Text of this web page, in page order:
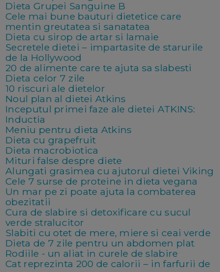
Dieta Grupei Sanguine B
Cele mai bune bauturi dietetice care
mentin greutatea si sanatatea
Dieta cu sirop de artar si lamaie
Secretele dietei – impartasite de starurile
de la Hollywood
20 de alimente care te ajuta sa slabesti
Dieta celor 7 zile
10 riscuri ale dietelor
Noul plan al dietei Atkins
Inceputul primei faze ale dietei ATKINS:
Inductia
Meniu pentru dieta Atkins
Dieta cu grapefruit
Dieta macrobiotica
Mituri false despre diete
Alungati grasimea cu ajutorul dietei Viking
Cele 7 surse de proteine in dieta vegana
Un mar pe zi poate ajuta la combaterea
obezitatii
Cura de slabire si detoxificare cu sucul
verde stralucitor
Slabiti cu otet de mere, miere si ceai verde
Dieta de 7 zile pentru un abdomen plat
Rodiile - un aliat in curele de slabire
Cat reprezinta 200 de calorii – in farfurii de